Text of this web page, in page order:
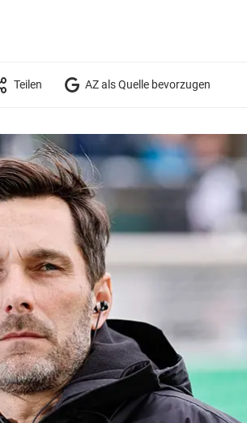
Teilen AZ als Quelle bevorzugen